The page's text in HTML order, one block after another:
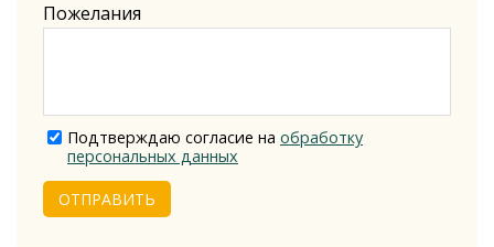
Пожелания
Подтверждаю согласие на обработку
персональных данных
ОТПРАВИТЬ